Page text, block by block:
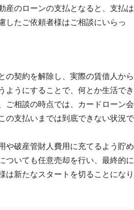
産のローンの支払となると、支払は
したご依頼者様はご相談にいらっ
の契約を解除し、実際の賃借人から
ようにすることで、何とか生活でき
ご相談の時点では、カードローン会
の支払いまでは到底できない状況で
や破産管財人費用に充てるよう貯め
ついても任意売却を行い、最終的に
は新たなスタートを切ることになり